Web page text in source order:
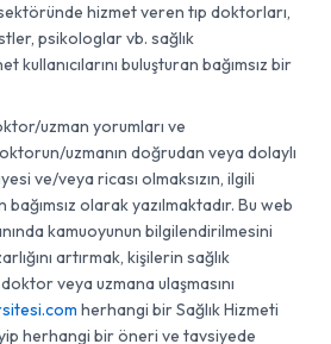
hizmet veren tıp doktorları,
psikologlar vb. sağlık
buluşturan bağımsız bir
uzman yorumları ve
uzmanın doğrudan veya dolaylı
ve/veya ricası olmaksızın, ilgili
olarak yazılmaktadır. Bu web
kamuoyunun bilgilendirilmesini
artırmak, kişilerin sağlık
veya uzmana ulaşmasını
herhangi bir Sağlık Hizmeti
herhangi bir öneri ve tavsiyede